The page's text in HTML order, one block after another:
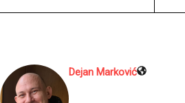
Dejan Marković